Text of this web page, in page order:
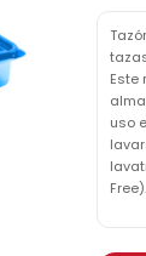
Este
uso
Free).